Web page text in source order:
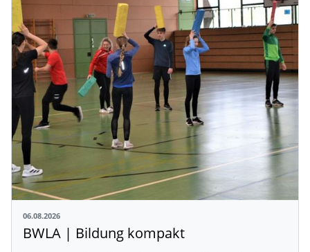
06.08.2026
BWLA | Bildung kompakt